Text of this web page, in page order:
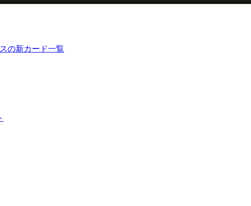
の新カード一覧